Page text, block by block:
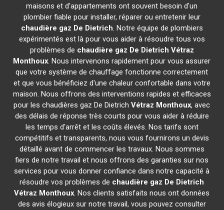
maisons et d'appartements ont souvent besoin d'un
plombier fiable pour installer, réparer ou entretenir leur
chaudière gaz De Dietrich. Notre équipe de plombiers
expérimentés est là pour vous aider à résoudre tous vos
problèmes de chaudière gaz De Dietrich Vétraz
Monthoux. Nous intervenons rapidement pour vous assurer
que votre système de chauffage fonctionne correctement
et que vous bénéficiez d'une chaleur confortable dans votre
maison. Nous offrons des interventions rapides et efficaces
pour les chaudières gaz De DietrichVétraz Monthoux, avec
des délais de réponse très courts pour vous aider à réduire
les temps d'arrêt et les coûts élevés. Nos tarifs sont
compétitifs et transparents, nous vous fournirons un devis
détaillé avant de commencer les travaux. Nous sommes
fiers de notre travail et nous offrons des garanties sur nos
services pour vous donner confiance dans notre capacité à
résoudre vos problèmes de chaudière gaz De Dietrich
Vétraz Monthoux. Nos clients satisfaits nous ont données
des avis élogieux sur notre travail, vous pouvez consulter